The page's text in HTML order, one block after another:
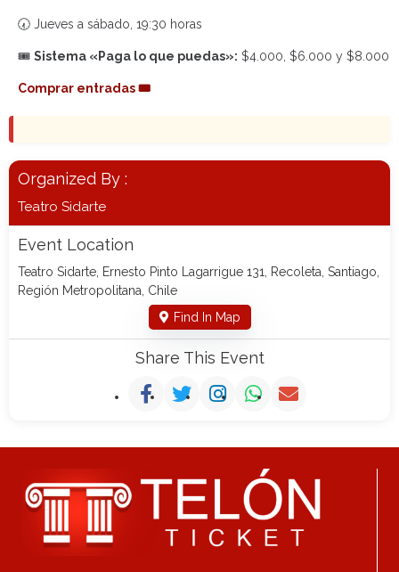
🕢 Jueves a sábado, 19:30 horas
🎟️ Sistema «Paga lo que puedas»: $4.000, $6.000 y $8.000
Comprar entradas 🎟️
Organized By :
Teatro Sidarte
Event Location
Teatro Sidarte, Ernesto Pinto Lagarrigue 131, Recoleta, Santiago,
Región Metropolitana, Chile
Find In Map
Share This Event